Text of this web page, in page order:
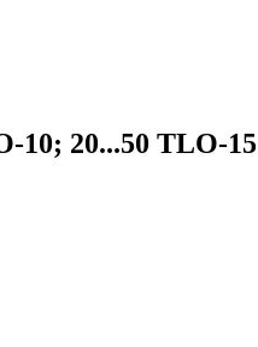
10; 20...50 TLO-15